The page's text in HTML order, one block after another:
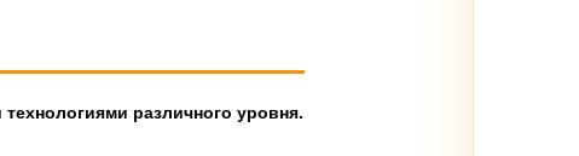
различного уровня.